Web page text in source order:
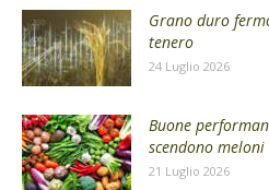
Grano duro
tenero
24 Luglio 2026
Buone
scendono
21 Luglio 2026